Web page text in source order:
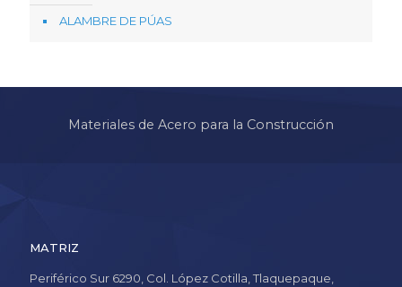
ALAMBRE DE PÚAS
Materiales de Acero para la Construcción
MATRIZ
Periférico Sur 6290, Col. López Cotilla, Tlaquepaque,